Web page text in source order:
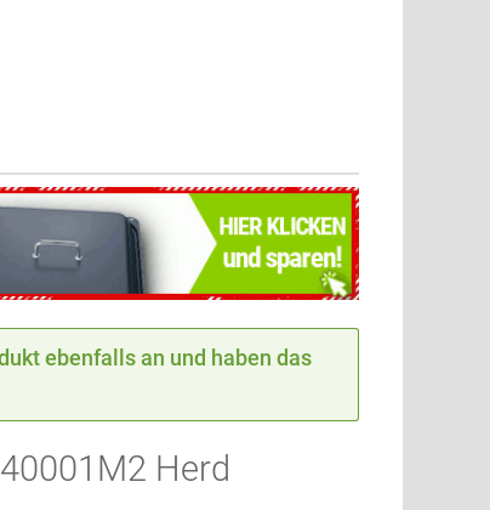
ebenfalls an und haben das
Herd